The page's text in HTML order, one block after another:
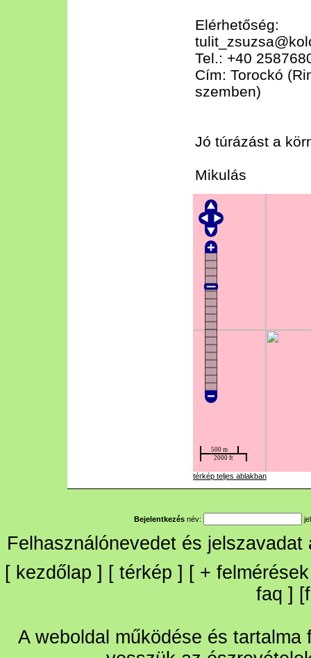
Elérhetőség:
Tel.: +40
Cím: Torockó
szemben)
Jó túrázást a
Mikulás
térkép teljes ablakban
Bejelentkezés név:
Felhasználónevedet és
[ kezdőlap ] [ térkép ] [ + felmérések
faq ] [
A weboldal működése és